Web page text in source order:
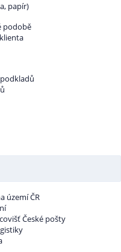
papír)
podobě
území ČR
České pošty